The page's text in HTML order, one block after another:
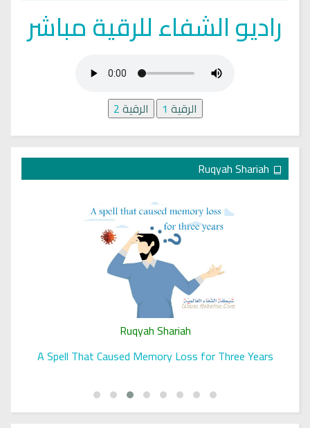
راديو الشفاء للرقية مباشر
الرقية 1 الرقية2
Ruqyah Shariah
A Spell That Caused Memory Loss for Three Years